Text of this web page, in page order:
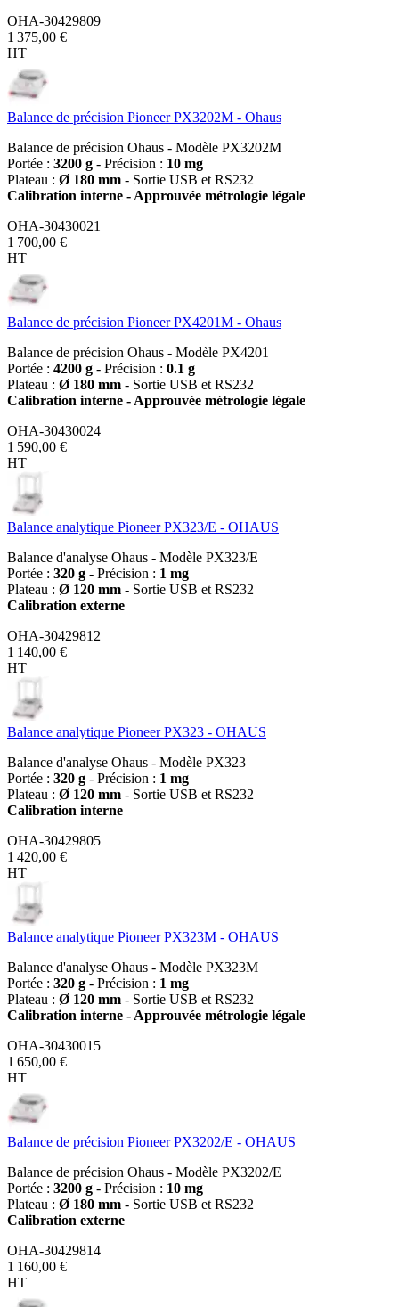
OHA-30429809
1 375,00 €
HT
Balance de précision Pioneer PX3202M - Ohaus
Balance de précision Ohaus - Modèle PX3202M
Portée : 3200 g - Précision : 10 mg
Plateau : Ø 180 mm - Sortie USB et RS232
Calibration interne - Approuvée métrologie légale
OHA-30430021
1 700,00 €
HT
Balance de précision Pioneer PX4201M - Ohaus
Balance de précision Ohaus - Modèle PX4201
Portée : 4200 g - Précision : 0.1 g
Plateau : Ø 180 mm - Sortie USB et RS232
Calibration interne - Approuvée métrologie légale
OHA-30430024
1 590,00 €
HT
Balance analytique Pioneer PX323/E - OHAUS
Balance d'analyse Ohaus - Modèle PX323/E
Portée : 320 g - Précision : 1 mg
Plateau : Ø 120 mm - Sortie USB et RS232
Calibration externe
OHA-30429812
1 140,00 €
HT
Balance analytique Pioneer PX323 - OHAUS
Balance d'analyse Ohaus - Modèle PX323
Portée : 320 g - Précision : 1 mg
Plateau : Ø 120 mm - Sortie USB et RS232
Calibration interne
OHA-30429805
1 420,00 €
HT
Balance analytique Pioneer PX323M - OHAUS
Balance d'analyse Ohaus - Modèle PX323M
Portée : 320 g - Précision : 1 mg
Plateau : Ø 120 mm - Sortie USB et RS232
Calibration interne - Approuvée métrologie légale
OHA-30430015
1 650,00 €
HT
Balance de précision Pioneer PX3202/E - OHAUS
Balance de précision Ohaus - Modèle PX3202/E
Portée : 3200 g - Précision : 10 mg
Plateau : Ø 180 mm - Sortie USB et RS232
Calibration externe
OHA-30429814
1 160,00 €
HT